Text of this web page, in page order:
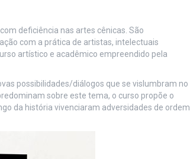
deficiência nas artes cênicas. São
com a prática de artistas, intelectuais
artístico e acadêmico empreendido pela
possibilidades/diálogos que se vislumbram no
sobre este tema, o curso propõe o
da história vivenciaram adversidades de ordem